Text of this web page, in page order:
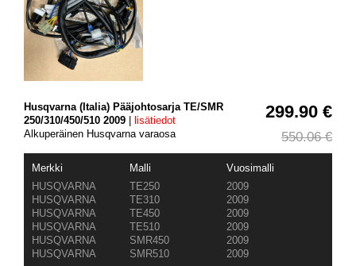
299.90 €
550.06 €
Husqvarna (Italia) Pääjohtosarja TE/SMR
250/310/450/510 2009 | lisätiedot
Alkuperäinen Husqvarna varaosa
Merkki Malli
Vuosimalli
HUSQVARNA
TE250
2009
HUSQVARNA
TE310
2009
HUSQVARNA
TE450
2009
HUSQVARNA
TE510
2009
HUSQVARNA
SMR450
2009
HUSQVARNA
SMR510 2009